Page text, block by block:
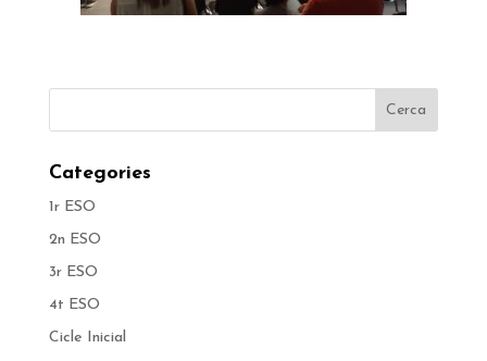
Categories
1r ESO
2n ESO
3r ESO
4t ESO
Cicle Inicial